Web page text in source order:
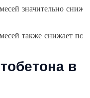
значительно
также снижает
в